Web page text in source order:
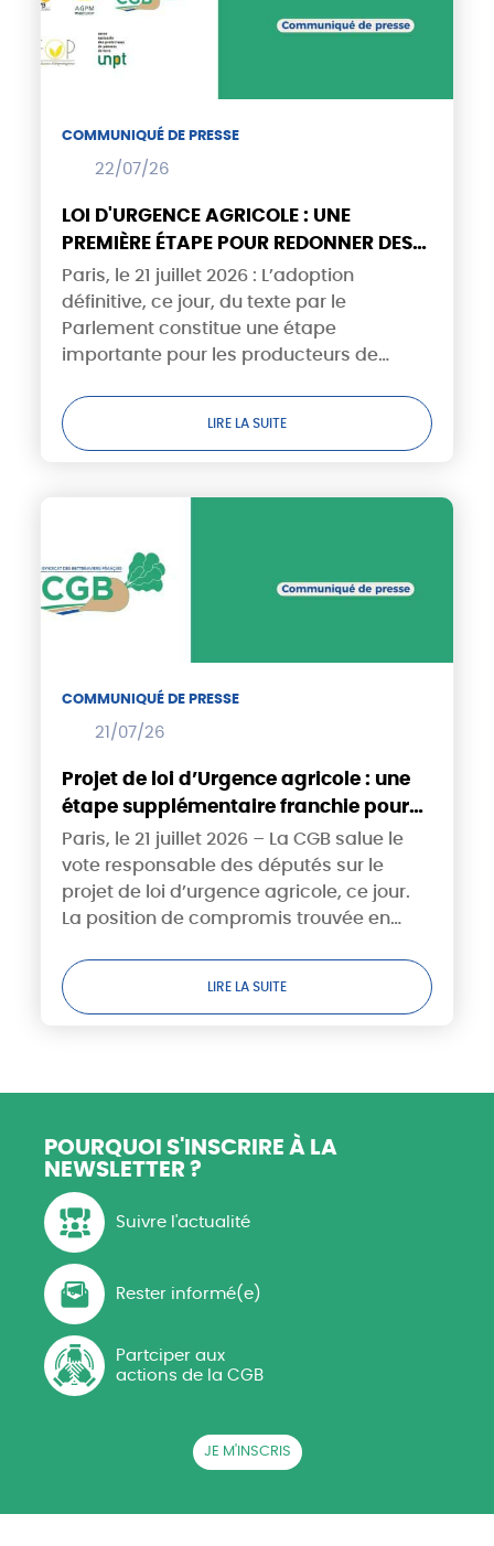
COMMUNIQUÉ DE PRESSE
22/07/26
LOI D'URGENCE AGRICOLE : UNE
PREMIÈRE ÉTAPE POUR REDONNER DES
PERSPECTIVES AUX PRODUCTEURS DE
GRANDES CULTURES
Paris, le 21 juillet 2026 : L’adoption
définitive, ce jour, du texte par le
Parlement constitue une étape
importante pour les producteurs de
de l’eau et moyens de production et en
réduisant certaines distorsions...
LIRE LA SUITE
COMMUNIQUÉ DE PRESSE
21/07/26
Projet de loi d’Urgence agricole : une
étape supplémentaire franchie pour
les betteraviers !
Paris, le 21 juillet 2026 – La CGB salue le
vote responsable des députés sur le
projet de loi d’urgence agricole, ce jour.
La position de compromis trouvée en
sur le sujet des produits phytosanitaires,
a...
LIRE LA SUITE
POURQUOI S'INSCRIRE À LA
NEWSLETTER ?
Suivre l'actualité
Rester informé(e)
Partciper aux
actions de la CGB
JE M'INSCRIS